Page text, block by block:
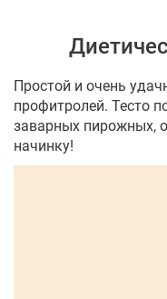
Простой и очень
профитролей. Тесто
заварных пирожных,
начинку!